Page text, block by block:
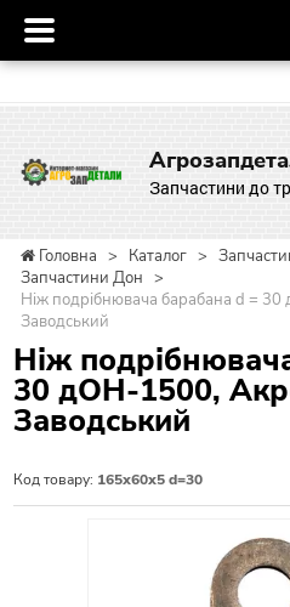
Запчастини до
Головна > Каталог >
Запчастини Дон >
Ніж подрібнювача барабана d =
Заводський
Ніж
30 дОН-1500,
Заводський
Код товару: 165х60х5 d=30